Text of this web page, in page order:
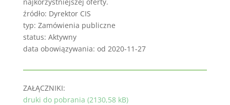
źródło: Dyrektor CIS
typ: Zamówienia publiczne
status: Aktywny
data obowiązywania: od 2020-11-27
ZAŁĄCZNIKI:
druki do pobrania (2130,58 kB)